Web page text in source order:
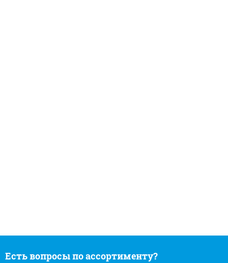
Есть вопросы по ассортименту?